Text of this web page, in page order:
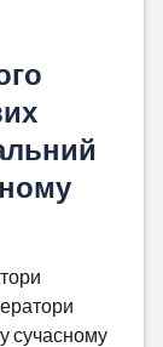
сучасному